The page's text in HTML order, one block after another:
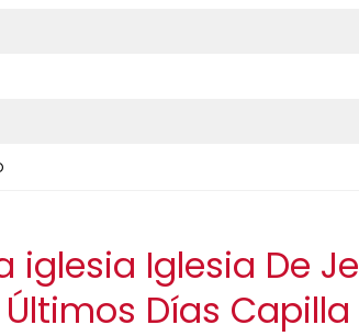
iglesia Iglesia De
Últimos Días